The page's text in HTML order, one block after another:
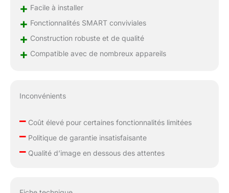
+ Facile à installer
+ Fonctionnalités SMART conviviales
+ Construction robuste et de qualité
+ Compatible avec de nombreux appareils
Inconvénients
–Coût élevé pour certaines fonctionnalités limitées
–Politique de garantie insatisfaisante
–Qualité d’image en dessous des attentes